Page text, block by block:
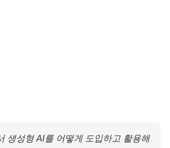
생성형 AI를 어떻게 도입하고 활용해